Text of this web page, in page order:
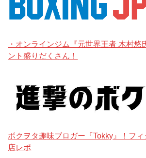
・オンラインジム『元世界王者 木村悠
ント盛りだくさん！
ボクヲタ趣味ブロガー『Tokky』！フ
店レポ